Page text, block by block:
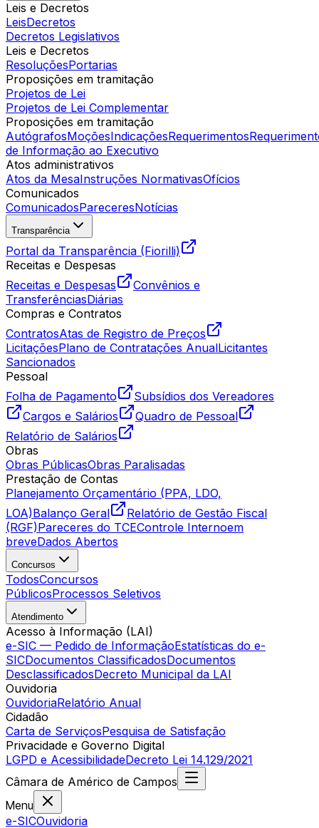
Leis e Decretos
LeisDecretos
Decretos Legislativos
Leis e Decretos
ResoluçõesPortarias
Proposições em tramitação
Projetos de Lei
Projetos de Lei Complementar
Proposições em tramitação
AutógrafosMoçõesIndicaçõesRequerimentos
de Informação ao Executivo
Atos administrativos
Atos da MesaInstruções NormativasOfícios
Comunicados
ComunicadosPareceresNotícias
Transparência
Portal da Transparência (Fiorilli)
Receitas e Despesas
Receitas e Despesas
Convênios e
TransferênciasDiárias
Compras e Contratos
ContratosAtas de Registro de Preços
LicitaçõesPlano de Contratações AnualLicitantes
Sancionados
Pessoal
Folha de Pagamento
Subsídios dos Vereadores
Cargos e Salários
Quadro de Pessoal
Relatório de Salários
Obras
Obras PúblicasObras Paralisadas
Prestação de Contas
Planejamento Orçamentário (PPA, LDO,
LOA)Balanço Geral
Relatório de Gestão Fiscal
(RGF)Pareceres do TCEControle Internoem
breveDados Abertos
Concursos
TodosConcursos
PúblicosProcessos Seletivos
Atendimento
Acesso à Informação (LAI)
e-SIC — Pedido de InformaçãoEstatísticas do e-
SICDocumentos ClassificadosDocumentos
DesclassificadosDecreto Municipal da LAI
Ouvidoria
OuvidoriaRelatório Anual
Cidadão
Carta de ServiçosPesquisa de Satisfação
Privacidade e Governo Digital
LGPD e AcessibilidadeDecreto Lei 14.129/2021
Câmara de Américo de Campos
Menu
e-SICOuvidoria